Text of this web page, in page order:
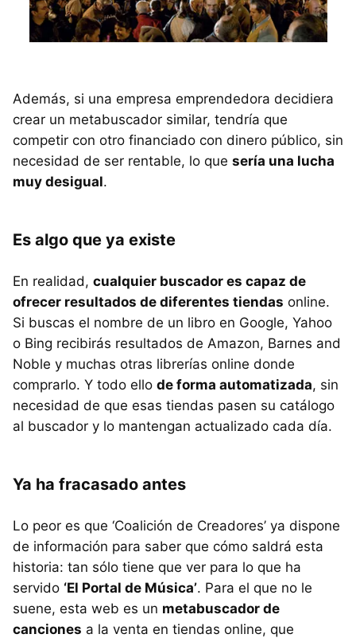
Además, si una empresa emprendedora decidiera
crear un metabuscador similar, tendría que
competir con otro financiado con dinero público, sin
necesidad de ser rentable, lo que sería una lucha
muy desigual.
Es algo que ya existe
En realidad, cualquier buscador es capaz de
ofrecer resultados de diferentes tiendas online.
Si buscas el nombre de un libro en Google, Yahoo
o Bing recibirás resultados de Amazon, Barnes and
Noble y muchas otras librerías online donde
comprarlo. Y todo ello de forma automatizada, sin
necesidad de que esas tiendas pasen su catálogo
al buscador y lo mantengan actualizado cada día.
Ya ha fracasado antes
Lo peor es que ‘Coalición de Creadores’ ya dispone
de información para saber que cómo saldrá esta
historia: tan sólo tiene que ver para lo que ha
servido ‘El Portal de Música’. Para el que no le
suene, esta web es un metabuscador de
canciones a la venta en tiendas online, que